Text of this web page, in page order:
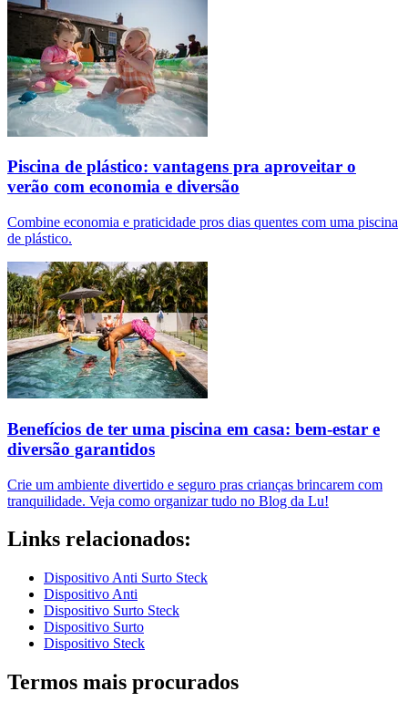
Piscina de plástico: vantagens pra aproveitar o
verão com economia e diversão
Combine economia e praticidade pros dias quentes com uma piscina
de plástico.
Benefícios de ter uma piscina em casa: bem-estar e
diversão garantidos
Crie um ambiente divertido e seguro pras crianças brincarem com
tranquilidade. Veja como organizar tudo no Blog da Lu!
Links relacionados:
Dispositivo Anti Surto Steck
Dispositivo Anti
Dispositivo Surto Steck
Dispositivo Surto
Dispositivo Steck
Termos mais procurados